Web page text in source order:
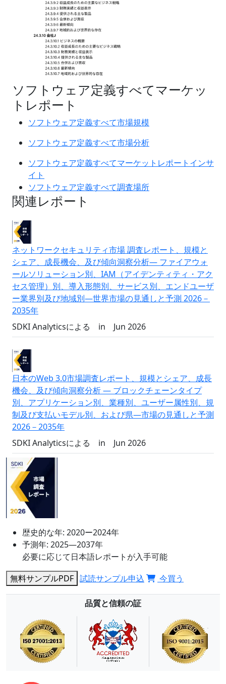
ソフトウェア定義すべてマーケッ
トレポート
ソフトウェア定義すべて市場規模
ソフトウェア定義すべて市場分析
ソフトウェア定義すべてマーケットレポートインサ
イト
ソフトウェア定義すべて調査場所
関連レポート
ネットワークセキュリティ市場 調査レポート、規模と
シェア、成長機会、及び傾向洞察分析― ファイアウォ
ールソリューション別、IAM（アイデンティティ・アク
セス管理）別、導入形態別、サービス別、エンドユーザ
ー業界別及び地域別―世界市場の見通しと予測 2026－
2035年
SDKI Analyticsによる
in Jun 2026
日本のWeb 3.0市場調査レポート、規模とシェア、成長
機会、及び傾向洞察分析 ― ブロックチェーンタイプ
別、アプリケーション別、業種別、ユーザー属性別、規
制及び支払いモデル別、および県―市場の見通しと予測
2026－2035年
SDKI Analyticsによる
in Jun 2026
歴史的な年: 2020ー2024年
予測年: 2025―2037年
必要に応じて日本語レポートが入手可能
無料サンプルPDF 試読サンプル申込 今買う
品質と信頼の証